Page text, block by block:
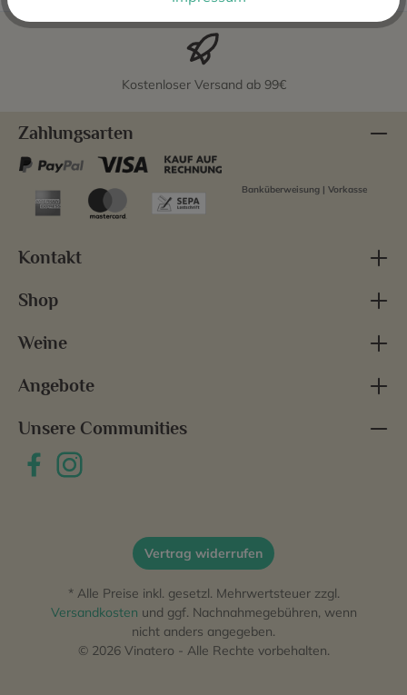
Kostenloser Versand ab 99€
Shop
Weine
Angebote
Zahlungsarten
Banküberweisung | Vorkasse
Unsere Communities
Kontakt
Vertrag widerrufen
* Alle Preise inkl. gesetzl. Mehrwertsteuer zzgl.
Versandkosten und ggf. Nachnahmegebühren, wenn
nicht anders angegeben.
© 2026 Vinatero - Alle Rechte vorbehalten.